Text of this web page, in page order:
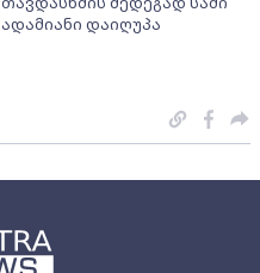
ადამიანი დაიღუპა